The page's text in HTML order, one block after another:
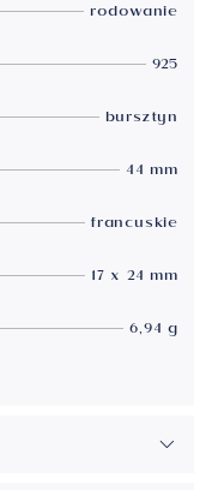
rodowanie
925
bursztyn
44 mm
francuskie
17 x 24 mm
6,94 g